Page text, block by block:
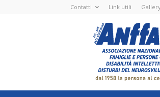
Contatti Link utili
Nazionale
ETS
-
APS
Associazione
Nazionale
di
Famiglie
e